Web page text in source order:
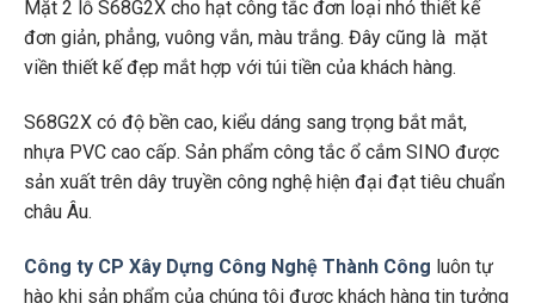
Mặt 2 lỗ S68G2X cho hạt công tắc đơn loại nhỏ thiết kế
đơn giản, phẳng, vuông vắn, màu trắng. Đây cũng là mặt
viền thiết kế đẹp mắt hợp với túi tiền của khách hàng.
S68G2X có độ bền cao, kiểu dáng sang trọng bắt mắt,
nhựa PVC cao cấp. Sản phẩm công tắc ổ cắm SINO được
sản xuất trên dây truyền công nghệ hiện đại đạt tiêu chuẩn
châu Âu.
Công ty CP Xây Dựng Công Nghệ Thành Công luôn tự
hào khi sản phẩm của chúng tôi được khách hàng tin tưởng